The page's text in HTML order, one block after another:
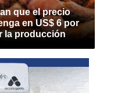
que el precio
en US$ 6 por
la producción